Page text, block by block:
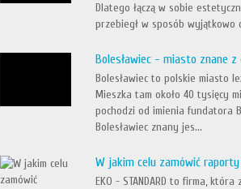
Dlatego łączą w sobie
przebiegł w sposób wyjątkowo
Bolesławiec - miasto znane z
Bolesławiec to polskie miasto
Mieszka tam około 40 tysięcy
pochodzi od imienia fundatora
Bolesławiec znany jes...
W jakim celu zamówić
EKO - STANDARD to firma,